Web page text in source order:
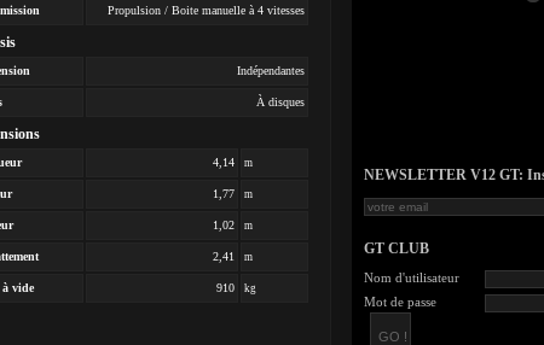
Propulsion / Boite manuelle à 4 vitesses
Indépendantes
À disques
4,14 m
1,77 m
1,02 m
2,41 m
à vide 910 kg
NEWSLETTER V12 GT:
GT CLUB
Nom d'utilisateur
Mot de passe